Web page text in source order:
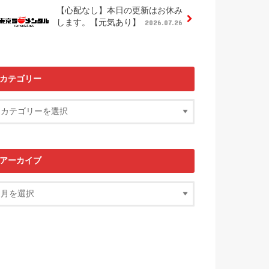
【心配なし】本日の更新はお休み
します。【元気あり】
2026.07.26
テゴリー
ーカイブ